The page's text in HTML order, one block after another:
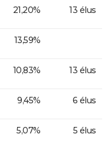
21,20% 13 élus
13,59%
10,83% 13 élus
9,45% 6 élus
5,07% 5 élus